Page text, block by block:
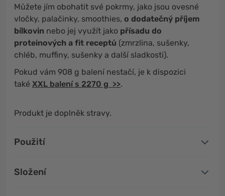
Můžete jím obohatit své pokrmy, jako jsou ovesné
vločky, palačinky, smoothies, o dodatečný příjem
bílkovin nebo jej využít jako přísadu do
proteinových a fit receptů (zmrzlina, sušenky,
chléb, muffiny, sušenky a další sladkosti).
Pokud vám 908 g balení nestačí, je k dispozici
také XXL balení s 2270 g >>.
Produkt je doplněk stravy.
Použití
Složení